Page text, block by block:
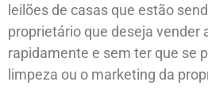
leilões de casas que estão
proprietário que deseja vender
rapidamente e sem ter que se
limpeza ou o marketing da